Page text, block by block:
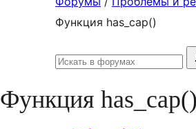
Функция has_cap()
Поиск:
Функция has_cap()